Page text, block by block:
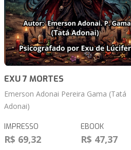
EXU 7 MORTES
Emerson Adonai Pereira Gama (Tatá
Adonai)
IMPRESSO
R$ 69,32
EBOOK
R$ 47,37